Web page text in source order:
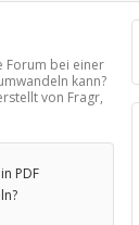
Forum bei einer
kann?
von Fragr,
PDF